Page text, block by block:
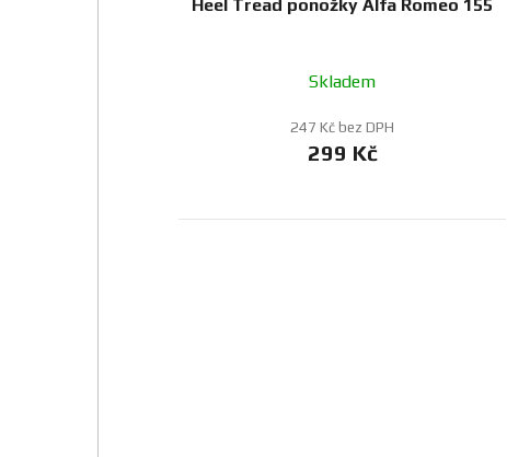
Heel Tread ponožky Alfa Romeo 155
Skladem
247 Kč bez DPH
299 Kč